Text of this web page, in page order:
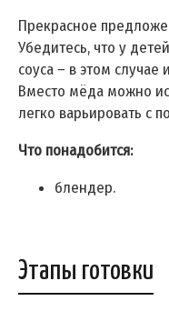
Прекрасное
Убедитесь, что у
соуса – в этом
Вместо мёда можно
легко варьировать с
Что понадобится:
блендер.
Этапы готовки